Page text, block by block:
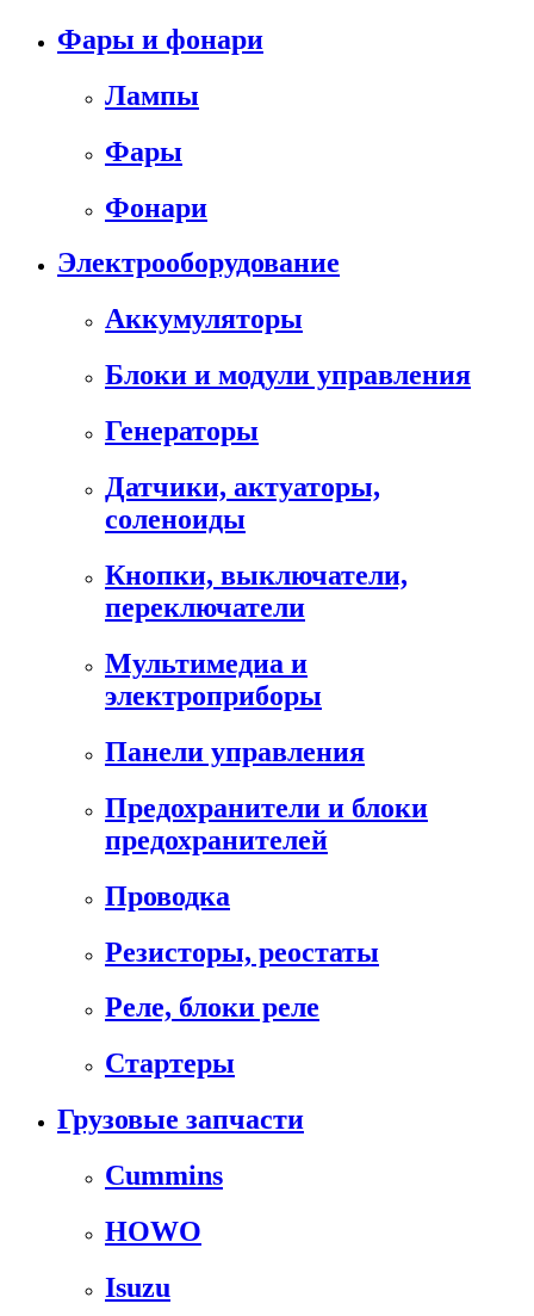
Фары и фонари
Лампы
Фары
Фонари
Электрооборудование
Аккумуляторы
Блоки и модули управления
Генераторы
Датчики, актуаторы,
соленоиды
Кнопки, выключатели,
переключатели
Мультимедиа и
электроприборы
Панели управления
Предохранители и блоки
предохранителей
Проводка
Резисторы, реостаты
Реле, блоки реле
Стартеры
Грузовые запчасти
Cummins
HOWO
Isuzu